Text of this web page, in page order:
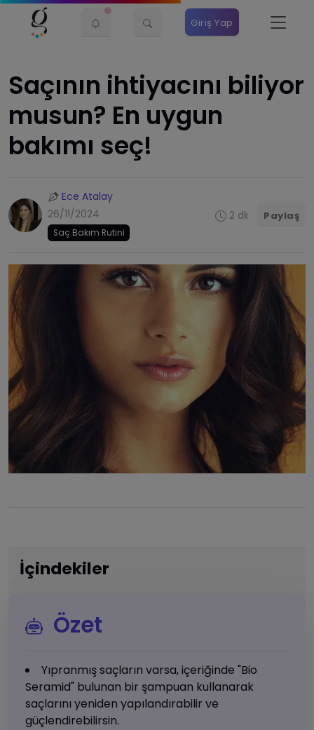
Giriş Yap
​Saçının ihtiyacını biliyor
musun? En uygun
bakımı seç!
Ece Atalay
26/11/2024
Saç Bakım Rutini
2 dk Paylaş
İçindekiler
Özet
Yıpranmış saçların varsa, içeriğinde "Bio
Seramid" bulunan bir şampuan kullanarak
saçlarını yeniden yapılandırabilir ve
güçlendirebilirsin.